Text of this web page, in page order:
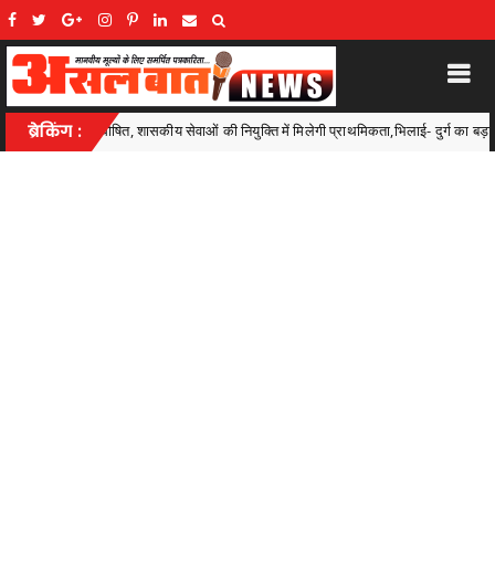
ब्रेकिंग :
की नियुक्ति में मिलेगी प्राथमिकता,भिलाई- दुर्ग का बड़ा प्रदर्शन, यहां के 50 से अधिक